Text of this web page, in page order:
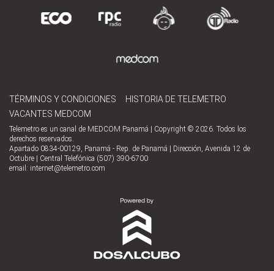
TÉRMINOS Y CONDICIONES
HISTORIA DE TELEMETRO
VACANTES MEDCOM
Telemetro es un canal de MEDCOM Panamá | Copyright © 2026. Todos los
derechos reservados.
Apartado 0834-00129, Panamá - Rep. de Panamá | Dirección, Avenida 12 de
Octubre | Central Telefónica (507) 390-6700
email: internet@telemetro.com